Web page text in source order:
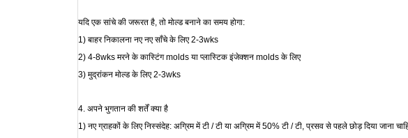
यदि एक सांचे की जरूरत है, तो मोल्ड बनाने का समय होगा:
1) बाहर निकालना नए नए साँचे के लिए 2-3wks
2) 4-8wks मरने के कास्टिंग molds या प्लास्टिक इंजेक्शन molds के लिए
3) मुद्रांकन मोल्ड के लिए 2-3wks
4. अपने भुगतान की शर्तें क्या है
1) नए ग्राहकों के लिए निस्संदेह: अग्रिम में टी / टी या अग्रिम में 50% टी / टी, प्रसव से पहले छोड़ दिया जाना